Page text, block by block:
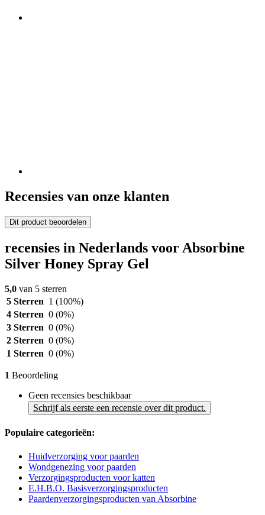
Recensies van onze klanten
Dit product beoordelen
recensies in Nederlands voor Absorbine
Silver Honey Spray Gel
5,0 van 5 sterren
5 Sterren 1 (100%)
4 Sterren 0 (0%)
3 Sterren 0 (0%)
2 Sterren 0 (0%)
1 Sterren 0 (0%)
1 Beoordeling
Geen recensies beschikbaar
Schrijf als eerste een recensie over dit product.
Populaire categorieën:
Huidverzorging voor paarden
Wondgenezing voor paarden
Verzorgingsproducten voor katten
E.H.B.O. Basisverzorgingsproducten
Paardenverzorgingsproducten van Absorbine